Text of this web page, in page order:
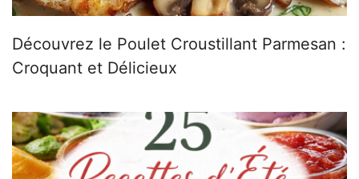
Découvrez le Poulet Croustillant Parmesan :
Croquant et Délicieux